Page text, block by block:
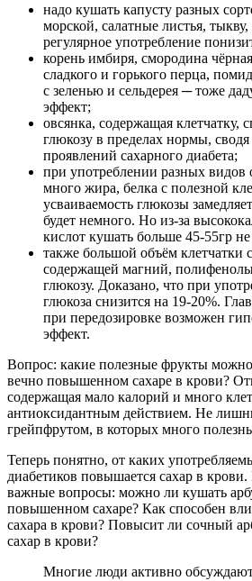
надо кушать капусту разных
морской, салатные листья,
регулярное употребление
корень имбиря, смородина
сладкого и горького перца,
с зеленью и сельдерея ─ тоже
эффект;
овсянка, содержащая клетчатку,
глюкозу в пределах нормы,
проявлений сахарного диабета;
при употреблении разных видов
много жира, белка с полезной
усваиваемость глюкозы
будет немного. Но из-за
кислот кушать больше 45-55гр
также большой объём клетчатки
содержащей магний,
глюкозу. Доказано, что при
глюкоза снизится на 19-20%.
при передозировке возможен
эффект.
Вопрос: какие полезные фрукты
вечно повышенном сахаре в крови?
содержащая мало калорий и много
антиоксидантным действием. Не
грейпфрутом, в которых много
Теперь понятно, от каких
диабетиков повышается сахар в
важные вопросы: можно ли кушать
повышенном сахаре? Как способен
сахара в крови? Повысит ли сочный
сахар в крови?
Многие люди активно